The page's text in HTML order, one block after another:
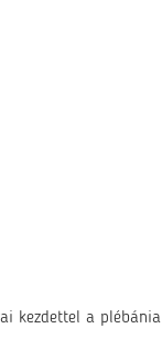
kezdettel a plébánia